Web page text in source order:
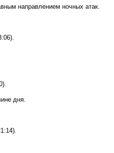
направлением ночных атак.
дня.